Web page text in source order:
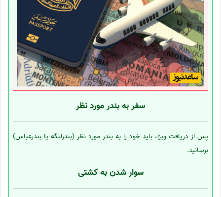
سفر به بندر مورد نظر
پس از دریافت ویزا، باید خود را به بندر مورد نظر (بندرلنگه یا بندرعباس)
برسانید.
سوار شدن به کشتی